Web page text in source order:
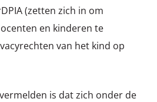
(zetten zich in om
en kinderen te
van het kind op
is dat zich onder de